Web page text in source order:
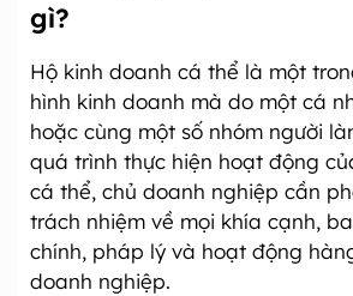
gì?
Hộ kinh doanh cá thể là một
hình kinh doanh mà do một cá
hoặc cùng một số nhóm người
quá trình thực hiện hoạt động
cá thể, chủ doanh nghiệp cần
trách nhiệm về mọi khía cạnh,
chính, pháp lý và hoạt động
doanh nghiệp.